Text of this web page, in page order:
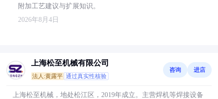
附加工艺建议与扩展知识。
2026年8月4日
上海松至机械有限公司
法人:黄露平 通过真实性核验
咨询 进店
上海松至机械，地处松江区，2019年成立。主营焊机等焊接设备